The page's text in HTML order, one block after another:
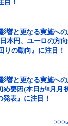
目！
響と更なる実施へ
本円、ユーロの方
りの動向』に注目！
響と更なる実施へ
め要因(本日が8月月
発表』に注目！
>>>